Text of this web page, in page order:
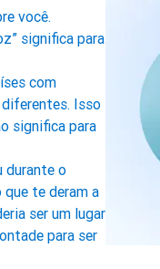
você.
significa para
com
Isso
significa para
durante o
te deram a
ser um lugar
para ser